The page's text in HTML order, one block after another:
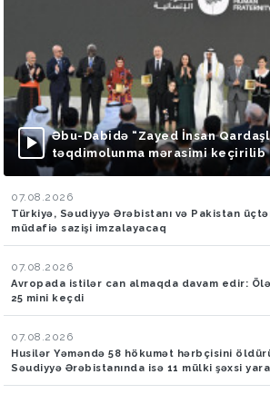
Əbu-Dabidə “Zayed İnsan
təqdimolunma mərasimi keçirilib
07.08.2026
Türkiyə, Səudiyyə Ərəbistanı və Pakistan
müdafiə sazişi imzalayacaq
07.08.2026
Avropada istilər can almaqda davam edir:
25 mini keçdi
07.08.2026
Husilər Yəməndə 58 hökumət hərbçisini
Səudiyyə Ərəbistanında isə 11 mülki şəxsi